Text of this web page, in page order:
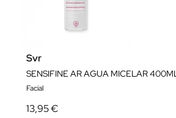
Svr
SENSIFINE AR AGUA MICELAR 400ML
Facial
13,95 €